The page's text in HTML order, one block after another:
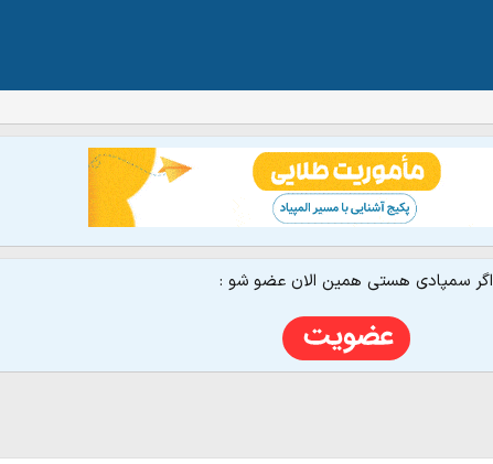
اگر سمپادی هستی همین الان عضو شو :